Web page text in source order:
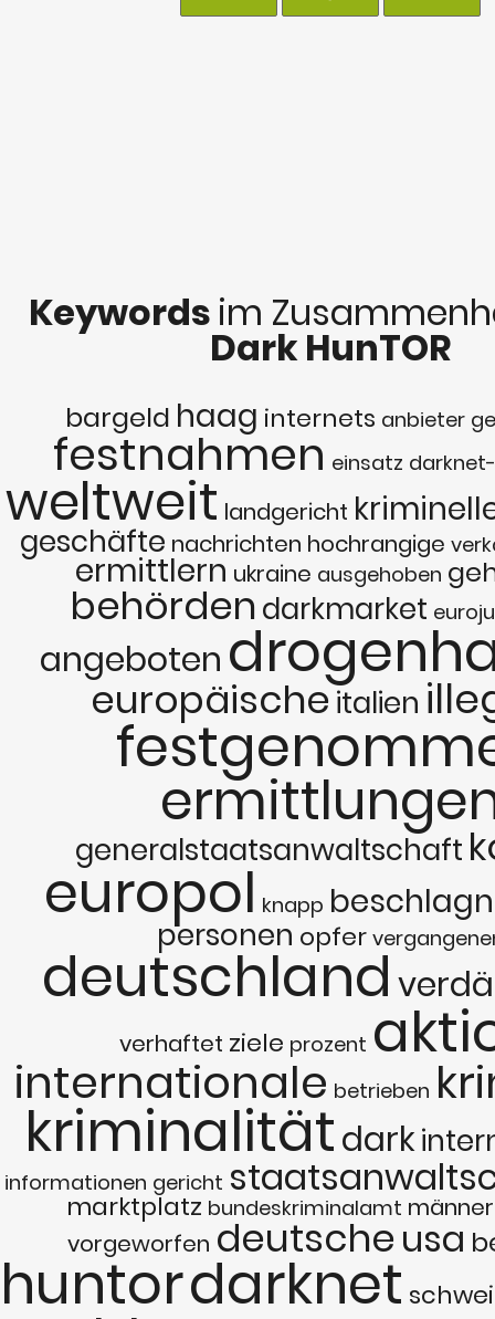
Keywords im
Dark HunTOR
bargeld haag internets anbieter
festnahmen einsatz
weltweit landgericht
geschäfte nachrichten hochrangige
ermittlern ukraine ausgehoben
behördendarkmarket
angeboten
europäischeitalien
generalstaatsanwaltschaft
europol knapp
personen opfer
deutschland
verhaftet ziele prozent
internationale betrieben
kriminalitätdark
informationen gericht
marktplatz bundeskriminalamt männer
vorgeworfen deutsche usa
huntordarknet